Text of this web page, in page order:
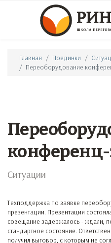
Главная Поединки
Переоборудование
Ситуации
Техподдержка по заявке
презентации. Презентация
совещание задержалось - ждали,
стандартное состояние.
получил выговор, с которым не